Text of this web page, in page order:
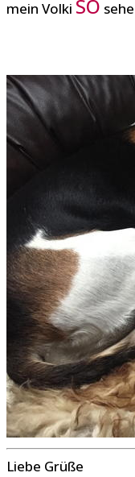
mein Volki SO sehe
Liebe Grüße